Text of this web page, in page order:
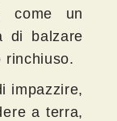
come un
di balzare
rinchiuso.
impazzire,
a terra,